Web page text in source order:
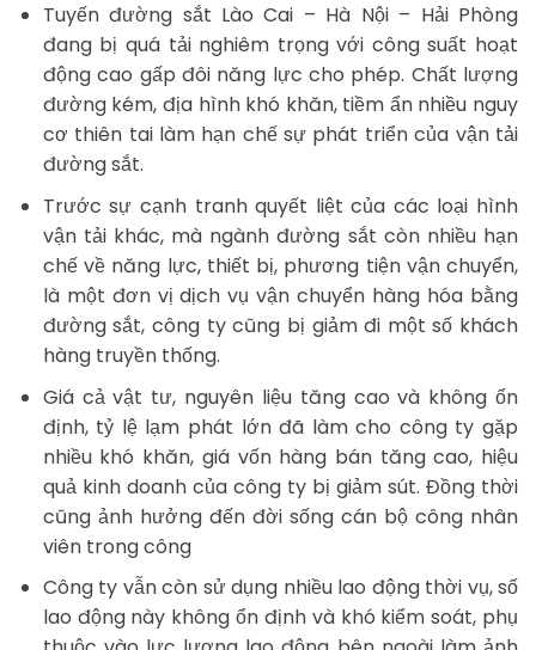
Tuyến đường sắt Lào Cai – Hà Nội – Hải Phòng
đang bị quá tải nghiêm trọng với công suất hoạt
động cao gấp đôi năng lực cho phép. Chất lượng
đường kém, địa hình khó khăn, tiềm ẩn nhiều nguy
cơ thiên tai làm hạn chế sự phát triển của vận tải
đường sắt.
Trước sự cạnh tranh quyết liệt của các loại hình
vận tải khác, mà ngành đường sắt còn nhiều hạn
chế về năng lực, thiết bị, phương tiện vận chuyển,
là một đơn vị dịch vụ vận chuyển hàng hóa bằng
đường sắt, công ty cũng bị giảm đi một số khách
hàng truyền thống.
Giá cả vật tư, nguyên liệu tăng cao và không ổn
định, tỷ lệ lạm phát lớn đã làm cho công ty gặp
nhiều khó khăn, giá vốn hàng bán tăng cao, hiệu
quả kinh doanh của công ty bị giảm sút. Đồng thời
cũng ảnh hưởng đến đời sống cán bộ công nhân
viên trong công
Công ty vẫn còn sử dụng nhiều lao động thời vụ, số
lao động này không ổn định và khó kiểm soát, phụ